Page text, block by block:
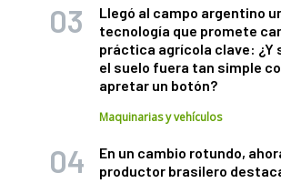
Llegó al campo argentino
tecnología que promete
práctica agrícola clave: ¿Y
el suelo fuera tan simple
apretar un botón?
Maquinarias y vehículos
En un cambio rotundo,
productor brasilero